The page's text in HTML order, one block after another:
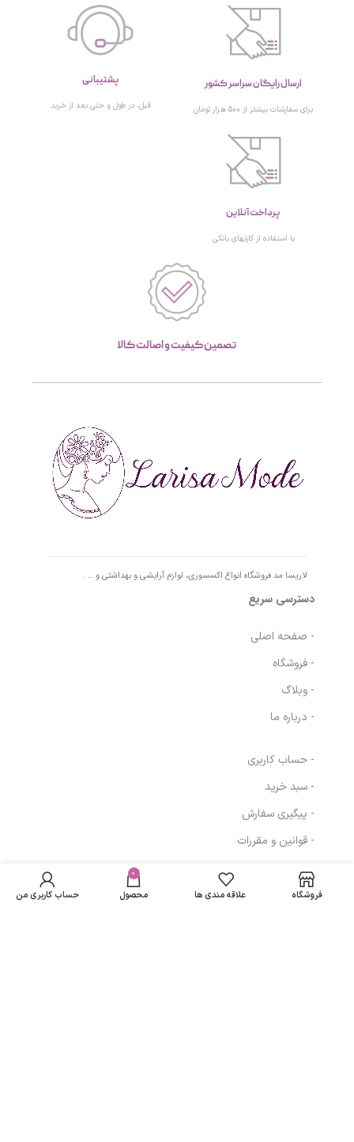
ارسال رایگان سراسر کشور
برای سفارشات بیشتر از 500 هزار تومان
پشتیبانی
قبل، در طول و حتی بعد از خرید
پرداخت آنلاین
با استفاده از کارتهای بانکی
تصمین کیفیت و اصالت کالا
لاریسا مد فروشگاه انواع اکسسوری، لوازم آرایشی و بهداشتی و … .
دسترسی سریع
- صفحه اصلی
- فروشگاه
- وبلاگ
- درباره ما
- حساب کاربری
- سبد خرید
- پیگیری سفارش
- قوانین و مقررات
مسیرهای ارتباطی
مدلLightening397,572 تومان
باشد فروشگاه علاقه مندی ها
0
محصول حساب کاربری من